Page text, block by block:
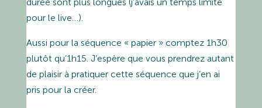
pour le live…).
Aussi pour la séquence « papier » comptez 1h30
plutôt qu’1h15. J’espère que vous prendrez autant
de plaisir à pratiquer cette séquence que j’en ai
pris pour la créer.